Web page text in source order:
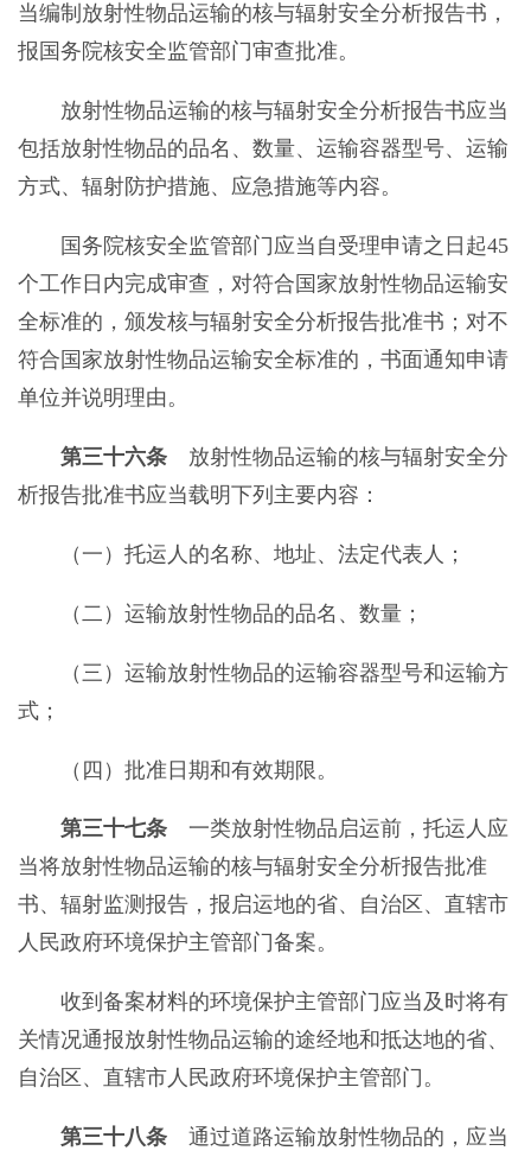
当编制放射性物品运输的核与辐射安全分析报告书，
报国务院核安全监管部门审查批准。
放射性物品运输的核与辐射安全分析报告书应当
包括放射性物品的品名、数量、运输容器型号、运输
方式、辐射防护措施、应急措施等内容。
国务院核安全监管部门应当自受理申请之日起45
个工作日内完成审查，对符合国家放射性物品运输安
全标准的，颁发核与辐射安全分析报告批准书；对不
符合国家放射性物品运输安全标准的，书面通知申请
单位并说明理由。
第三十六条放射性物品运输的核与辐射安全分
析报告批准书应当载明下列主要内容：
（一）托运人的名称、地址、法定代表人；
（二）运输放射性物品的品名、数量；
（三）运输放射性物品的运输容器型号和运输方
式；
（四）批准日期和有效期限。
第三十七条一类放射性物品启运前，托运人应
当将放射性物品运输的核与辐射安全分析报告批准
书、辐射监测报告，报启运地的省、自治区、直辖市
人民政府环境保护主管部门备案。
收到备案材料的环境保护主管部门应当及时将有
关情况通报放射性物品运输的途经地和抵达地的省、
自治区、直辖市人民政府环境保护主管部门。
第三十八条通过道路运输放射性物品的，应当